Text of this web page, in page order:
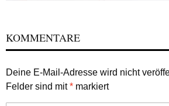
KOMMENTARE
Deine E-Mail-Adresse wird nicht
Felder sind mit* markiert